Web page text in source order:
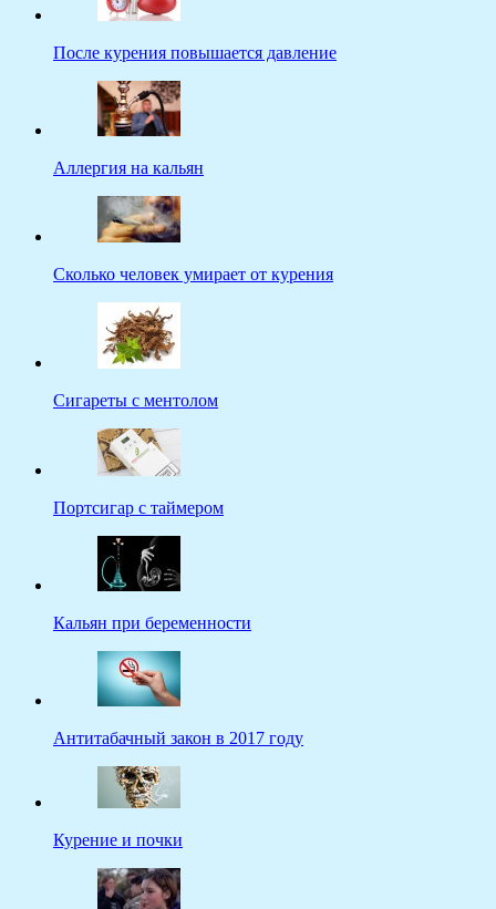
После курения повышается давление
Аллергия на кальян
Сколько человек умирает от курения
Сигареты с ментолом
Портсигар с таймером
Кальян при беременности
Антитабачный закон в 2017 году
Курение и почки